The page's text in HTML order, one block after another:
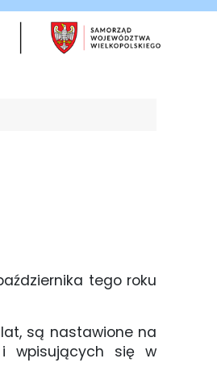
tego roku
są nastawione na
i wpisujących się w